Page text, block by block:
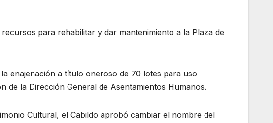
para rehabilitar y dar mantenimiento a la Plaza de
enajenación a título oneroso de 70 lotes para uso
de la Dirección General de Asentamientos Humanos.
Cultural, el Cabildo aprobó cambiar el nombre del